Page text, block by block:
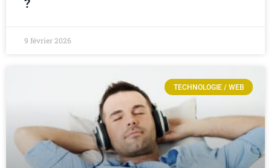
?
9 février 2026
TECHNOLOGIE / WEB